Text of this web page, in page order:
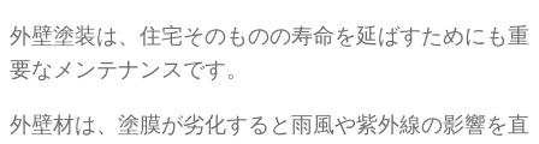
外壁塗装は、住宅そのものの寿命を延ばすためにも重
要なメンテナンスです。
外壁材は、塗膜が劣化すると雨風や紫外線の影響を直